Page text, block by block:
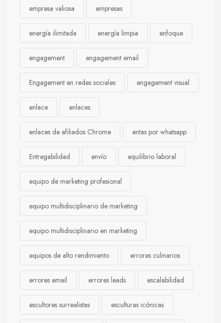
empresa valiosa empresas
energía ilimitada energía limpia enfoque
engagement engagement email
Engagement en redes sociales engagement visual
enlace enlaces
enlaces de afiliados Chrome entas por whatsapp
Entregabilidad envío equilibrio laboral
equipo de marketing profesional
equipo multidisciplinario de marketing
equipo multidisciplinario en marketing
equipos de alto rendimiento errores culinarios
errores email errores leads escalabilidad
escultores surrealistas esculturas icónicas